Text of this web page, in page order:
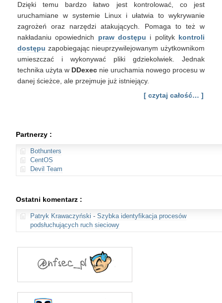
Dzięki temu bardzo łatwo jest kontrolować, co jest
uruchamiane w systemie Linux i ułatwia to wykrywanie
zagrożeń oraz narzędzi atakujących. Pomaga to też w
nakładaniu opowiednich praw dostępu i polityk kontroli
dostępu zapobiegając nieuprzywilejowanym użytkownikom
umieszczać i wykonywać pliki gdziekolwiek. Jednak
technika użyta w DDexec nie uruchamia nowego procesu w
danej ścieżce, ale przejmuje już istniejący.
[ czytaj całość… ]
Partnerzy :
Bothunters
CentOS
Devil Team
Ostatni komentarz :
Patryk Krawaczyński - Szybka identyfikacja procesów
podsłuchujących ruch sieciowy